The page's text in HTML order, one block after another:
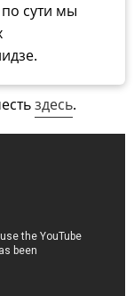
сути мы
здесь.